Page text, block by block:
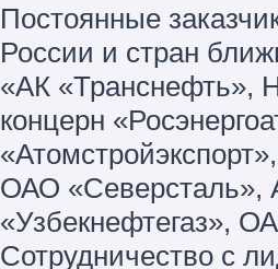
Постоянные
России и стран
«АК «Транснефть»,
концерн
ОАО «Северсталь»,
«Узбекнефтегаз»,
Сотрудничество с